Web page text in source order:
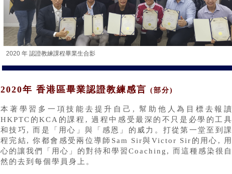
2020年 香港區畢業認證教練感言 (部分)
本著學習多一項技能去提升自己, 幫助他人為目標去報讀
HKPTC的KCA的課程, 過程中感受最深的不 只是必學的工
和技巧, 而是「用心」與「感恩」的威力。打從第一堂至到課
程完結, 你都會感受 兩位導師Sam Sir與Victor Sir的用心,
心的讓我們「用心」的對待和學習Coaching, 而這種感染很自
然的去到每個學員身上。
2020 年 認證教練課程畢業生合影